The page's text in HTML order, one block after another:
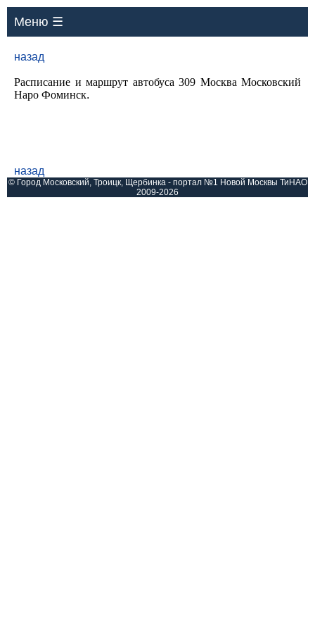
Меню ☰
назад
Расписание и маршрут автобуса 309 Москва Московский
Наро Фоминск.
назад
© Город Московский, Троицк, Щербинка - портал №1 Новой Москвы ТиНАО
2009-2026